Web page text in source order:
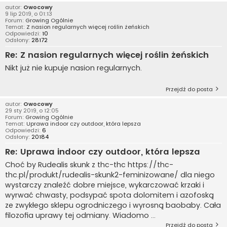
autor: Owocowy
9 lip 2019, o 01:13
Forum: Growing Ogólnie
Temat: Z nasion regularnych więcej roślin żeńskich
Odpowiedzi: 10
Odsłony: 28172
Re: Z nasion regularnych więcej roślin żeńskich
Nikt już nie kupuje nasion regularnych.
Przejdź do posta
autor: Owocowy
29 sty 2019, o 12:05
Forum: Growing Ogólnie
Temat: Uprawa indoor czy outdoor, która lepsza
Odpowiedzi: 6
Odsłony: 20184
Re: Uprawa indoor czy outdoor, która lepsza
Choć by Rudealis skunk z thc-thc https://thc-
thc.pl/produkt/rudealis-skunk2-feminizowane/ dla niego
wystarczy znaleźć dobre miejsce, wykarczować krzaki i
wyrwać chwasty, podsypać spota dolomitem i azofoską
ze zwykłego sklepu ogrodniczego i wyrosną baobaby. Cała
filozofia uprawy tej odmiany. Wiadomo ...
Przejdź do posta